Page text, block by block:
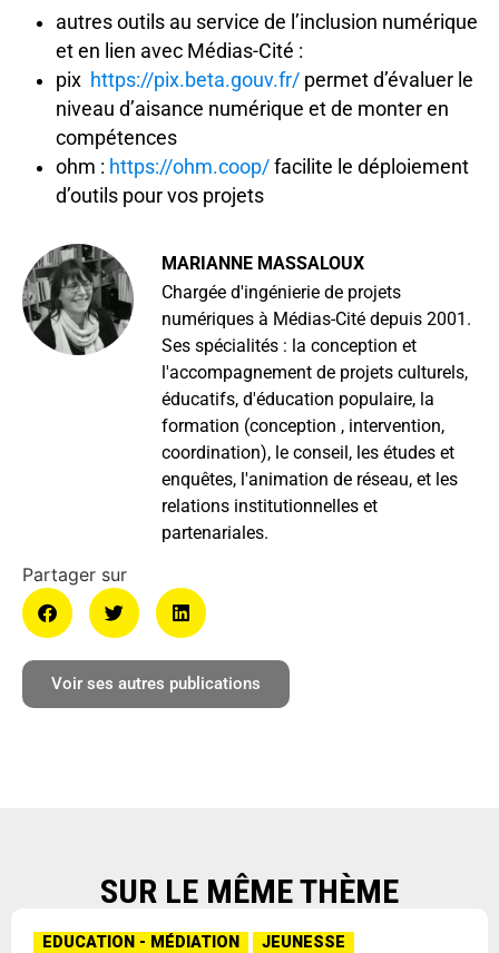
autres outils au service de l’inclusion numérique
et en lien avec Médias-Cité :
pix https://pix.beta.gouv.fr/ permet d’évaluer le
niveau d’aisance numérique et de monter en
compétences
ohm : https://ohm.coop/ facilite le déploiement
d’outils pour vos projets
MARIANNE MASSALOUX
Chargée d'ingénierie de projets
numériques à Médias-Cité depuis 2001.
Ses spécialités : la conception et
l'accompagnement de projets culturels,
éducatifs, d'éducation populaire, la
formation (conception , intervention,
coordination), le conseil, les études et
enquêtes, l'animation de réseau, et les
relations institutionnelles et
partenariales.
Voir ses autres publications
SUR LE MÊME THÈME
EDUCATION - MÉDIATION
JEUNESSE